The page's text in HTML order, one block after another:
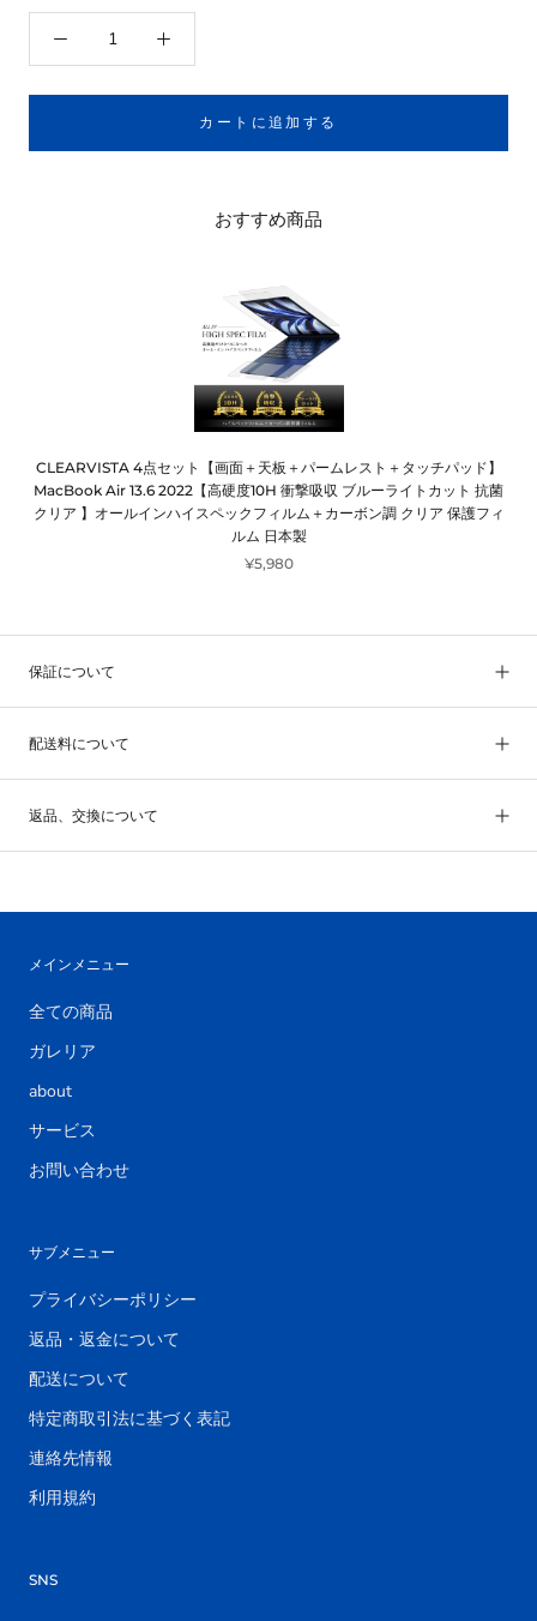
カートに追加する
おすすめ商品
CLEARVISTA 4点セット【画面＋天板＋パームレスト＋タッチパッド】
MacBook Air 13.6 2022【高硬度10H 衝撃吸収 ブルーライトカット 抗菌
クリア 】オールインハイスペックフィルム＋カーボン調 クリア 保護フィ
ルム 日本製
¥5,980
保証について
配送料について
返品、交換について
メインメニュー
全ての商品
ガレリア
about
サービス
お問い合わせ
サブメニュー
プライバシーポリシー
返品・返金について
配送について
特定商取引法に基づく表記
連絡先情報
利用規約
SNS